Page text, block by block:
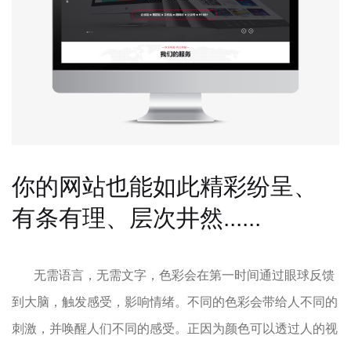
你的网站也能如此精彩纷呈、
有条有理、层次井然......
无需语言，无需文字，色彩会在第一时间通过眼球反馈
到大脑，触发感受，影响情绪。不同的色彩会带给人不同的
刺激，并唤醒人们不同的感受。正因为颜色可以透过人的视